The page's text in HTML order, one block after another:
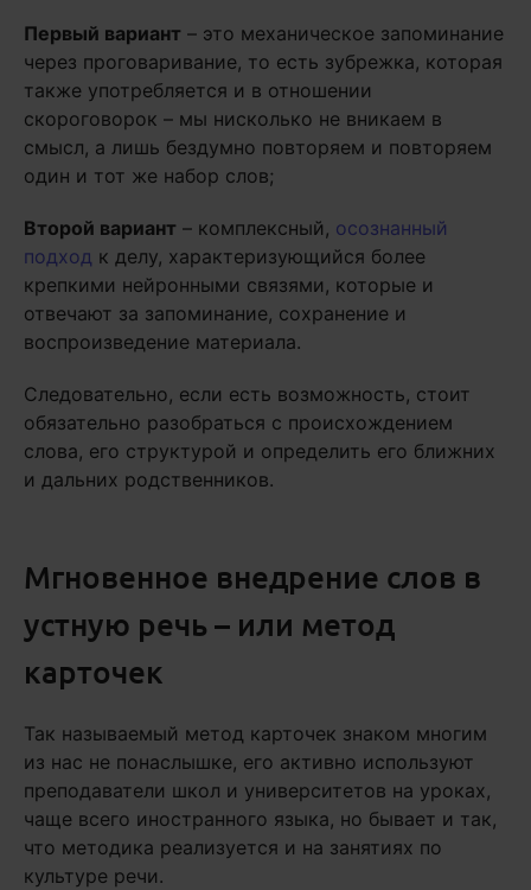
Первый вариант – это механическое запоминание
через проговаривание, то есть зубрежка, которая
также употребляется и в отношении
скороговорок – мы нисколько не вникаем в
смысл, а лишь бездумно повторяем и повторяем
один и тот же набор слов;
Второй вариант – комплексный, осознанный
подход к делу, характеризующийся более
крепкими нейронными связями, которые и
отвечают за запоминание, сохранение и
воспроизведение материала.
Следовательно, если есть возможность, стоит
обязательно разобраться с происхождением
слова, его структурой и определить его ближних
и дальних родственников.
Мгновенное внедрение слов в
устную речь – или метод
карточек
Так называемый метод карточек знаком многим
из нас не понаслышке, его активно используют
преподаватели школ и университетов на уроках,
чаще всего иностранного языка, но бывает и так,
что методика реализуется и на занятиях по
культуре речи.